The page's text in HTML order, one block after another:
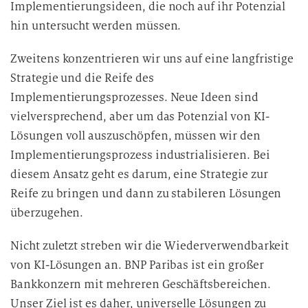
Implementierungsideen, die noch auf ihr Potenzial
hin untersucht werden müssen.
Zweitens konzentrieren wir uns auf eine langfristige
Strategie und die Reife des
Implementierungsprozesses. Neue Ideen sind
vielversprechend, aber um das Potenzial von KI-
Lösungen voll auszuschöpfen, müssen wir den
Implementierungsprozess industrialisieren. Bei
diesem Ansatz geht es darum, eine Strategie zur
Reife zu bringen und dann zu stabileren Lösungen
überzugehen.
Nicht zuletzt streben wir die Wiederverwendbarkeit
von KI-Lösungen an. BNP Paribas ist ein großer
Bankkonzern mit mehreren Geschäftsbereichen.
Unser Ziel ist es daher, universelle Lösungen zu